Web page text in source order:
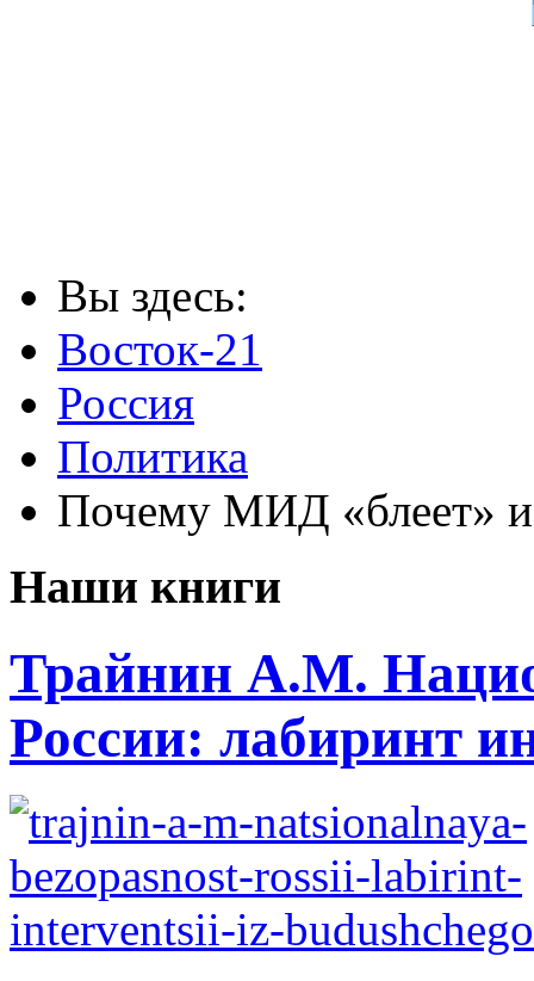
Вы здесь:
Восток-21
Россия
Политика
Почему МИД «блеет»
Наши книги
Трайнин А.М.
России: лабиринт